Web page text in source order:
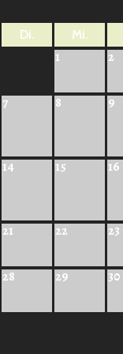
Di. Mi.
1 2
7 8 9
14 15 16
21 22 23
28 29 30